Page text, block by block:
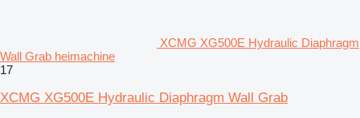
XCMG XG500E Hydraulic Diaphragm
Wall Grab heimachine
17
XCMG XG500E Hydraulic Diaphragm Wall Grab